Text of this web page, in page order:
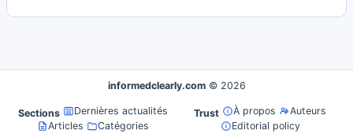
informedclearly.com © 2026
Sections
Dernières actualités
Articles
Catégories
Trust À propos
Auteurs
Editorial policy